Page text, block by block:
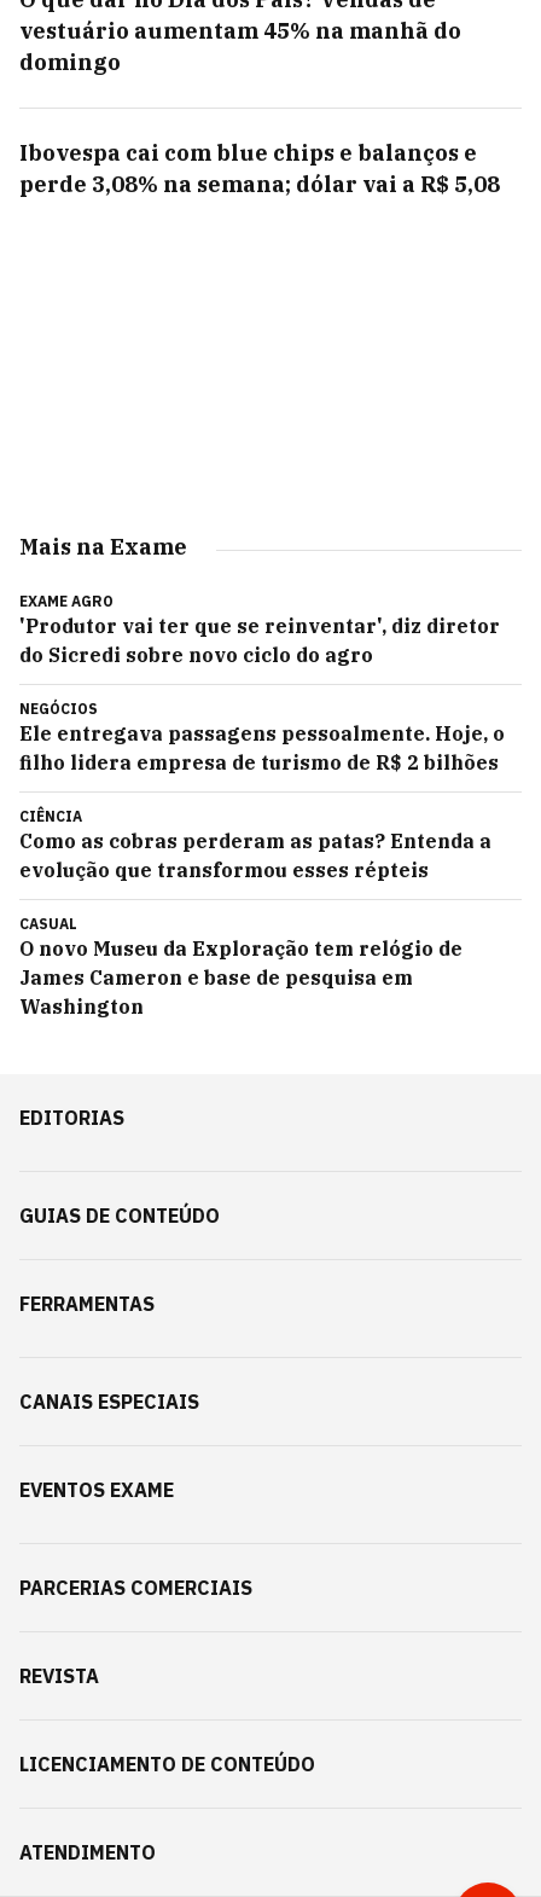
vestuário aumentam 45% na manhã do
domingo
Ibovespa cai com blue chips e balanços e
perde 3,08% na semana; dólar vai a R$ 5,08
Mais na Exame
EXAME AGRO
'Produtor vai ter que se reinventar', diz diretor
do Sicredi sobre novo ciclo do agro
NEGÓCIOS
Ele entregava passagens pessoalmente. Hoje, o
filho lidera empresa de turismo de R$ 2 bilhões
CIÊNCIA
Como as cobras perderam as patas? Entenda a
evolução que transformou esses répteis
CASUAL
O novo Museu da Exploração tem relógio de
James Cameron e base de pesquisa em
Washington
EDITORIAS
GUIAS DE CONTEÚDO
FERRAMENTAS
CANAIS ESPECIAIS
EVENTOS EXAME
PARCERIAS COMERCIAIS
REVISTA
LICENCIAMENTO DE CONTEÚDO
ATENDIMENTO